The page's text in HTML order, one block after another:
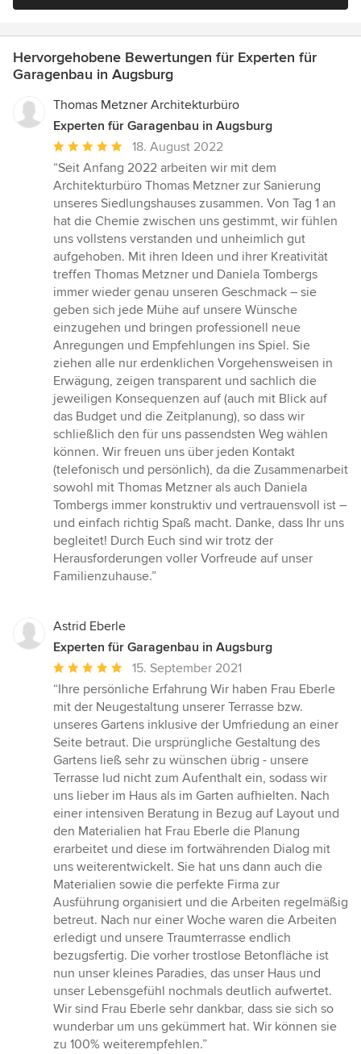
Hervorgehobene Bewertungen für Experten für
Garagenbau in Augsburg
Thomas Metzner Architekturbüro
Experten für Garagenbau in Augsburg
Durchschnittliche
Bewertung:
5
von
5
Sternen
18. August 2022
“Seit Anfang 2022 arbeiten wir mit dem
Architekturbüro Thomas Metzner zur Sanierung
unseres Siedlungshauses zusammen. Von Tag 1 an
hat die Chemie zwischen uns gestimmt, wir fühlen
uns vollstens verstanden und unheimlich gut
aufgehoben. Mit ihren Ideen und ihrer Kreativität
treffen Thomas Metzner und Daniela Tombergs
immer wieder genau unseren Geschmack – sie
geben sich jede Mühe auf unsere Wünsche
einzugehen und bringen professionell neue
Anregungen und Empfehlungen ins Spiel. Sie
ziehen alle nur erdenklichen Vorgehensweisen in
Erwägung, zeigen transparent und sachlich die
jeweiligen Konsequenzen auf (auch mit Blick auf
das Budget und die Zeitplanung), so dass wir
schließlich den für uns passendsten Weg wählen
können. Wir freuen uns über jeden Kontakt
(telefonisch und persönlich), da die Zusammenarbeit
sowohl mit Thomas Metzner als auch Daniela
Tombergs immer konstruktiv und vertrauensvoll ist –
und einfach richtig Spaß macht. Danke, dass Ihr uns
begleitet! Durch Euch sind wir trotz der
Herausforderungen voller Vorfreude auf unser
Familienzuhause.”
Astrid Eberle
Experten für Garagenbau in Augsburg
Durchschnittliche
Bewertung:
5
von
5
Sternen
15. September 2021
“Ihre persönliche Erfahrung Wir haben Frau Eberle
mit der Neugestaltung unserer Terrasse bzw.
unseres Gartens inklusive der Umfriedung an einer
Seite betraut. Die ursprüngliche Gestaltung des
Gartens ließ sehr zu wünschen übrig - unsere
Terrasse lud nicht zum Aufenthalt ein, sodass wir
uns lieber im Haus als im Garten aufhielten. Nach
einer intensiven Beratung in Bezug auf Layout und
den Materialien hat Frau Eberle die Planung
erarbeitet und diese im fortwährenden Dialog mit
uns weiterentwickelt. Sie hat uns dann auch die
Materialien sowie die perfekte Firma zur
Ausführung organisiert und die Arbeiten regelmäßig
betreut. Nach nur einer Woche waren die Arbeiten
erledigt und unsere Traumterrasse endlich
bezugsfertig. Die vorher trostlose Betonfläche ist
nun unser kleines Paradies, das unser Haus und
unser Lebensgefühl nochmals deutlich aufwertet.
Wir sind Frau Eberle sehr dankbar, dass sie sich so
wunderbar um uns gekümmert hat. Wir können sie
zu 100% weiterempfehlen.”